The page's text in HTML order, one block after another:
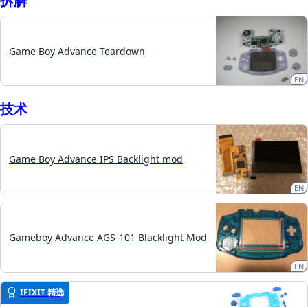
Game Boy Advance Teardown
EN
技术
Game Boy Advance IPS Backlight mod
EN
Gameboy Advance AGS-101 Blacklight Mod
EN
IFIXIT 精选